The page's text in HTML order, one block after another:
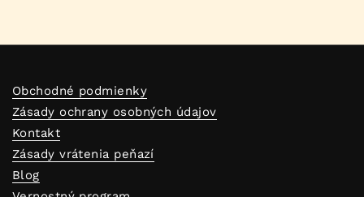
Obchodné podmienky
Zásady ochrany osobných údajov
Kontakt
Zásady vrátenia peňazí
Blog